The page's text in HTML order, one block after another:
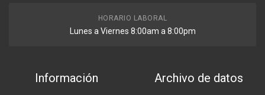
HORARIO LABORAL
Lunes a Viernes 8:00am a 8:00pm
Información Archivo de datos